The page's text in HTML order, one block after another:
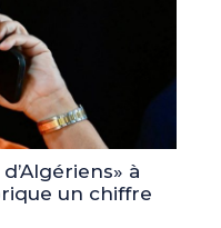
à
un chiffre